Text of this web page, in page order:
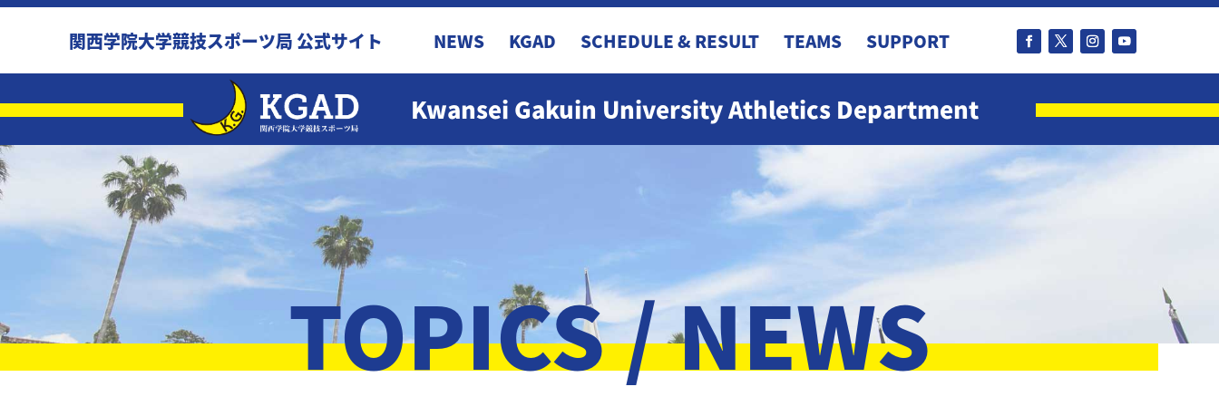
関西学院大学競技スポーツ局 公式サイト NEWS KGAD SCHEDULE & RESULT TEAMS SUPPORT
Kwansei Gakuin University Athletics Department
TOPICS / NEWS